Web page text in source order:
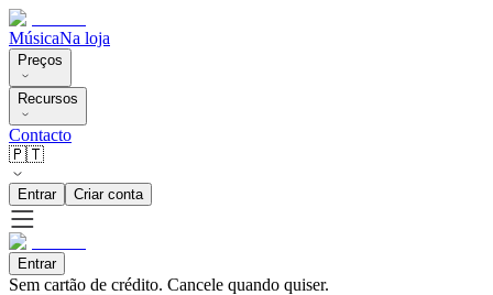
MúsicaNa loja
Preços
Recursos
Contacto
🇵🇹
Entrar Criar conta
Entrar
Sem cartão de crédito. Cancele quando quiser.